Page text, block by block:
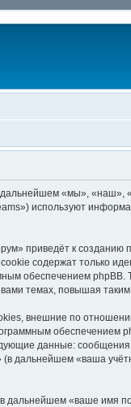
«мы»,
используют
приведёт к
содержат только
обеспечением
темах, повышая
внешние по
данные:
«ваша
«ваше имя